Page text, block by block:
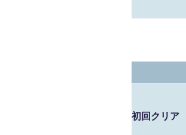
初回クリア